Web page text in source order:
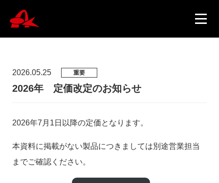
ニュース
製品情報
2026.05.25 重要
2026年 定価改定のお知らせ
2026年7月1日以降の定価となります。
本資料に掲載がない製品につきましては別途営業担当
までご確認ください。